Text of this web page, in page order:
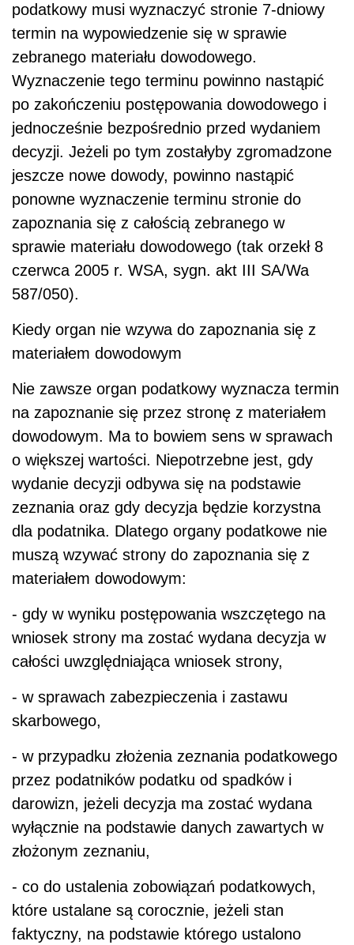
podatkowy musi wyznaczyć stronie 7-dniowy
termin na wypowiedzenie się w sprawie
zebranego materiału dowodowego.
Wyznaczenie tego terminu powinno nastąpić
po zakończeniu postępowania dowodowego i
jednocześnie bezpośrednio przed wydaniem
decyzji. Jeżeli po tym zostałyby zgromadzone
jeszcze nowe dowody, powinno nastąpić
ponowne wyznaczenie terminu stronie do
zapoznania się z całością zebranego w
sprawie materiału dowodowego (tak orzekł 8
czerwca 2005 r. WSA, sygn. akt III SA/Wa
587/050).
Kiedy organ nie wzywa do zapoznania się z
materiałem dowodowym
Nie zawsze organ podatkowy wyznacza termin
na zapoznanie się przez stronę z materiałem
dowodowym. Ma to bowiem sens w sprawach
o większej wartości. Niepotrzebne jest, gdy
wydanie decyzji odbywa się na podstawie
zeznania oraz gdy decyzja będzie korzystna
dla podatnika. Dlatego organy podatkowe nie
muszą wzywać strony do zapoznania się z
materiałem dowodowym:
- gdy w wyniku postępowania wszczętego na
wniosek strony ma zostać wydana decyzja w
całości uwzględniająca wniosek strony,
- w sprawach zabezpieczenia i zastawu
skarbowego,
- w przypadku złożenia zeznania podatkowego
przez podatników podatku od spadków i
darowizn, jeżeli decyzja ma zostać wydana
wyłącznie na podstawie danych zawartych w
złożonym zeznaniu,
- co do ustalenia zobowiązań podatkowych,
które ustalane są corocznie, jeżeli stan
faktyczny, na podstawie którego ustalono